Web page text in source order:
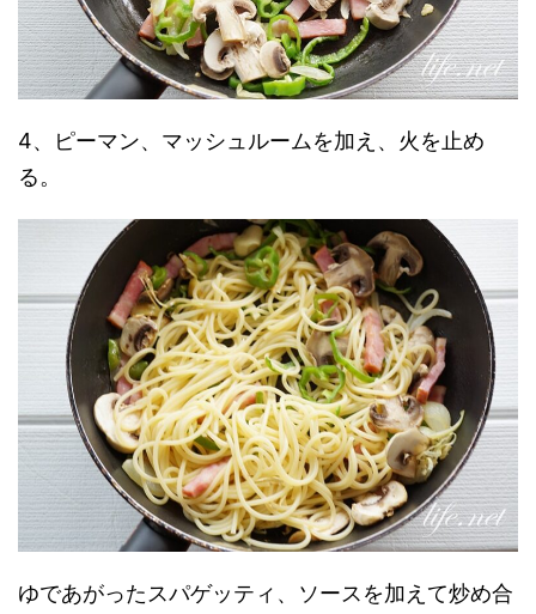
4、ピーマン、マッシュルームを加え、火を止め
る。
ゆであがったスパゲッティ、ソースを加えて炒め合